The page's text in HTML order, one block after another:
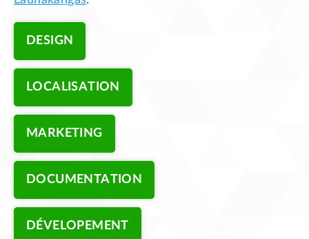
DESIGN
LOCALISATION
MARKETING
DOCUMENTATION
DÉVELOPEMENT